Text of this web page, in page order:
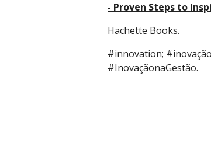
- Proven Steps to
Hachette Books.
#innovation;
#InovaçãonaGestão.